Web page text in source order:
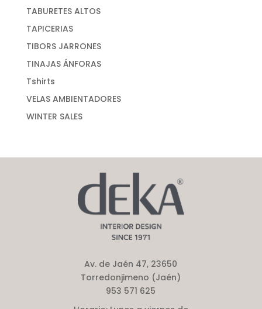
TABURETES ALTOS
TAPICERIAS
TIBORS JARRONES
TINAJAS ÁNFORAS
Tshirts
VELAS AMBIENTADORES
WINTER SALES
Av. de Jaén 47, 23650
Torredonjimeno (Jaén)
953 571 625